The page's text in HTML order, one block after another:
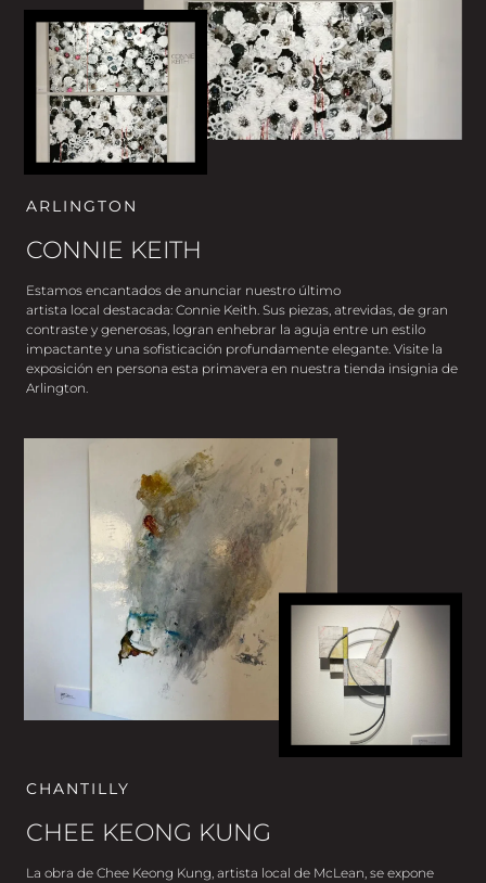
ARLINGTON
CONNIE KEITH
Estamos encantados de anunciar nuestro último
artista local destacada: Connie Keith. Sus piezas, atrevidas, de gran
contraste y generosas, logran enhebrar la aguja entre un estilo
impactante y una sofisticación profundamente elegante. Visite la
exposición en persona esta primavera en nuestra tienda insignia de
Arlington.
CHANTILLY
CHEE KEONG KUNG
La obra de Chee Keong Kung, artista local de McLean, se expone